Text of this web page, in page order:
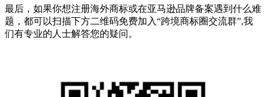
最后，如果你想注册海外商标或在亚马逊品牌备案遇到什么难
题，都可以扫描下方二维码免费加入“跨境商标圈交流群”,我
们有专业的人士解答您的疑问。